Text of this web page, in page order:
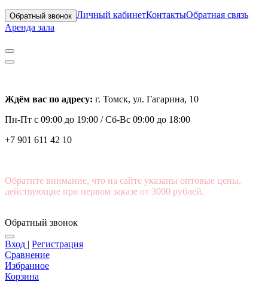
Обратный звонок Личный кабинетКонтактыОбратная связь
Аренда зала
Ждём вас по адресу: г. Томск, ул. Гагарина, 10
Пн-Пт с 09:00 до 19:00 /Сб-Вс 09:00 до 18:00
+7 901 611 42 10
Обратите внимание, что на сайте указаны оптовые цены,
действующие при первом заказе от 3000 рублей.
Обратный звонок
Вход | Регистрация
Сравнение
Избранное
Корзина